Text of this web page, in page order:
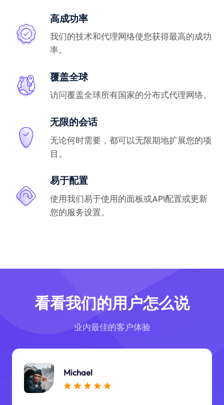
高成功率
我们的技术和代理网络使您获得最高的成功
率。
覆盖全球
访问覆盖全球所有国家的分布式代理网络。
无限的会话
无论何时需要，都可以无限期地扩展您的项
目。
易于配置
使用我们易于使用的面板或API配置或更新
您的服务设置。
看看我们的用户怎么说
业内最佳的客户体验
Michael